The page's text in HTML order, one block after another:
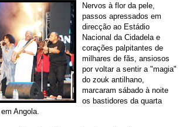
Nervos à flor da pele,
passos apressados em
direcção ao Estádio
Nacional da Cidadela e
corações palpitantes de
milhares de fãs, ansiosos
por voltar a sentir a "magia"
do zouk antilhano,
marcaram sábado à noite
os bastidores da quarta
Angola.